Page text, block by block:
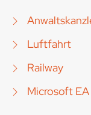
Luftfahrt
Railway
Microsoft